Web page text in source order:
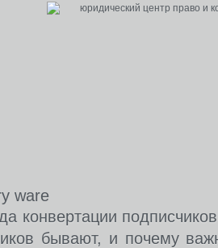
ware
конвертации
бывают, и почему